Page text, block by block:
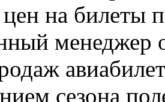
на билеты
менеджер
сезона